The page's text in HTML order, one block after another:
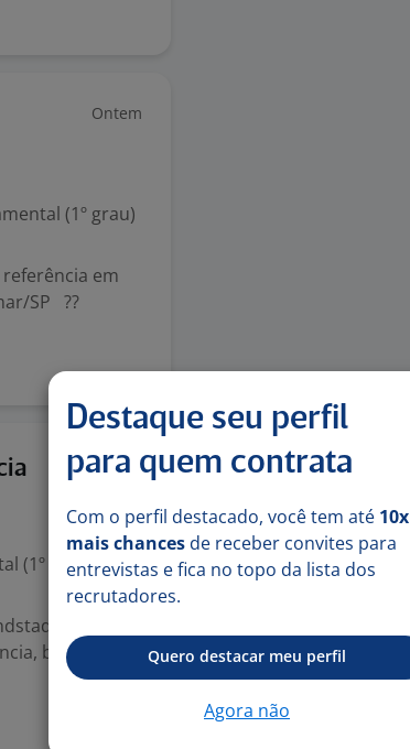
Ontem
(1º grau)
em
SP ??
Ontem
(1º grau)
bipagem,
Destaque seu perfil
para quem contrata
Com o perfil destacado, você tem até 10x
mais chances de receber convites para
entrevistas e fica no topo da lista dos
recrutadores.
Quero destacar meu perfil
Agora não